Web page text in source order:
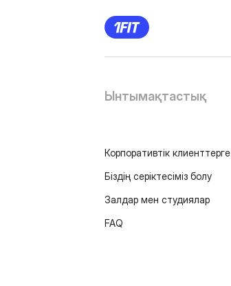
Ынтымақтастық
Корпоративтік клиенттерге
Біздің серіктесіміз болу
Залдар мен студиялар
FAQ